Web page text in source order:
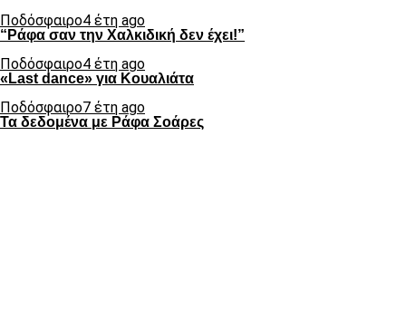
Ποδόσφαιρο4 έτη ago
“Ράφα σαν την Χαλκιδική δεν έχει!”
Ποδόσφαιρο4 έτη ago
«Last dance» για Κουαλιάτα
Ποδόσφαιρο7 έτη ago
Τα δεδομένα με Ράφα Σοάρες